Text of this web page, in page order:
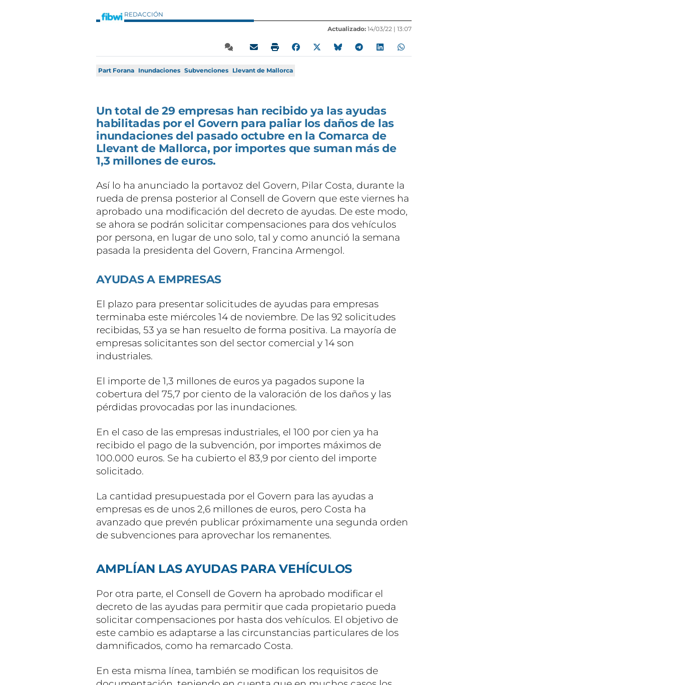
REDACCIÓN
Actualizado: 14/03/22 | 13:07
Part Forana Inundaciones Subvenciones Llevant de Mallorca
Un total de 29 empresas han recibido ya las ayudas
habilitadas por el Govern para paliar los daños de las
inundaciones del pasado octubre en la Comarca de
Llevant de Mallorca, por importes que suman más de
1,3 millones de euros.
Así lo ha anunciado la portavoz del Govern, Pilar Costa, durante la
rueda de prensa posterior al Consell de Govern que este viernes ha
aprobado una modificación del decreto de ayudas. De este modo,
se ahora se podrán solicitar compensaciones para dos vehículos
por persona, en lugar de uno solo, tal y como anunció la semana
pasada la presidenta del Govern, Francina Armengol.
AYUDAS A EMPRESAS
El plazo para presentar solicitudes de ayudas para empresas
terminaba este miércoles 14 de noviembre. De las 92 solicitudes
recibidas, 53 ya se han resuelto de forma positiva. La mayoría de
empresas solicitantes son del sector comercial y 14 son
industriales.
El importe de 1,3 millones de euros ya pagados supone la
cobertura del 75,7 por ciento de la valoración de los daños y las
pérdidas provocadas por las inundaciones.
En el caso de las empresas industriales, el 100 por cien ya ha
recibido el pago de la subvención, por importes máximos de
100.000 euros. Se ha cubierto el 83,9 por ciento del importe
solicitado.
La cantidad presupuestada por el Govern para las ayudas a
empresas es de unos 2,6 millones de euros, pero Costa ha
avanzado que prevén publicar próximamente una segunda orden
de subvenciones para aprovechar los remanentes.
AMPLÍAN LAS AYUDAS PARA VEHÍCULOS
Por otra parte, el Consell de Govern ha aprobado modificar el
decreto de las ayudas para permitir que cada propietario pueda
solicitar compensaciones por hasta dos vehículos. El objetivo de
este cambio es adaptarse a las circunstancias particulares de los
damnificados, como ha remarcado Costa.
En esta misma línea, también se modifican los requisitos de